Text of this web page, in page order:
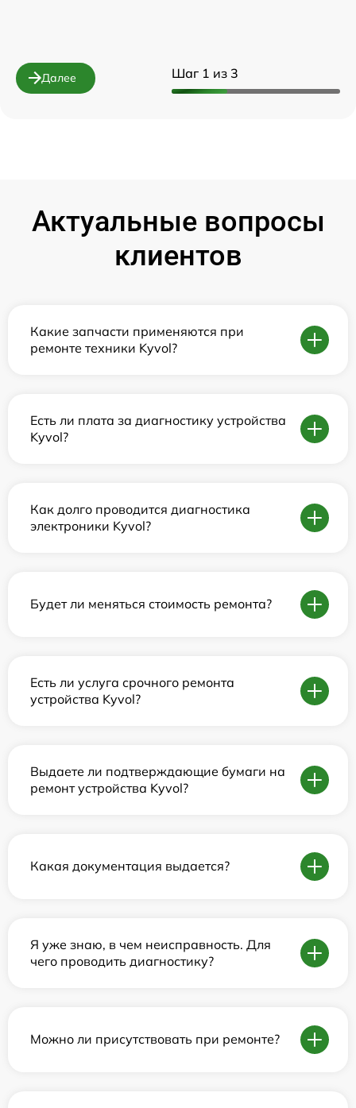
Шаг 1 из 3
Далее
Актуальные вопросы
клиентов
Какие запчасти применяются при
ремонте техники Kyvol?
Есть ли плата за диагностику устройства
Kyvol?
Как долго проводится диагностика
электроники Kyvol?
Будет ли меняться стоимость ремонта?
Есть ли услуга срочного ремонта
устройства Kyvol?
Выдаете ли подтверждающие бумаги на
ремонт устройства Kyvol?
Какая документация выдается?
Я уже знаю, в чем неисправность. Для
чего проводить диагностику?
Можно ли присутствовать при ремонте?